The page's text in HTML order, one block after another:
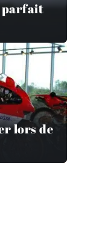
parfait
lors de